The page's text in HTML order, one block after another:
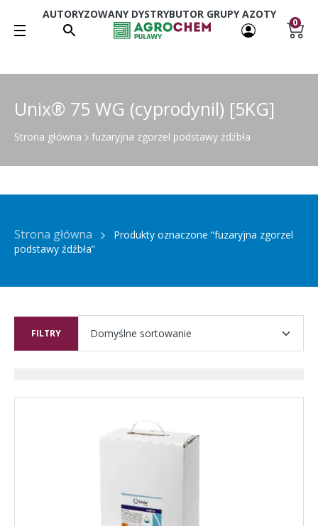
AUTORYZOWANY DYSTRYBUTOR GRUPY AZOTY
0
Unix® 75 WG (cyprodynil) [5KG]
Strona główna fuzaryjna zgorzel podstawy źdźbła
Strona główna
Produkty oznaczone “fuzaryjna zgorzel
podstawy źdźbła”
FILTRY